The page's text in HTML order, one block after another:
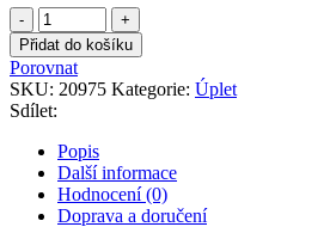
Úplet
punčochový
červený
množství
Přidat do košíku
Porovnat
SKU: 20975 Kategorie: Úplet
Sdílet:
Popis
Další informace
Hodnocení (0)
Doprava a doručení